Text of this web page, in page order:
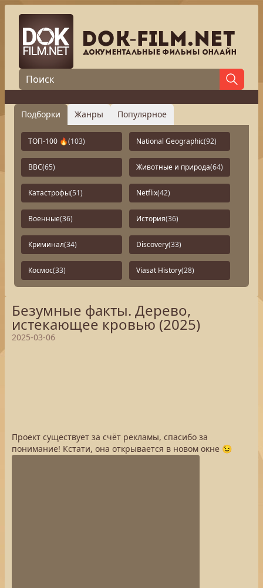
Подборки Жанры Популярное
ТОП-100 🔥(103) National Geographic(92)
BBC(65) Животные и природа(64)
Катастрофы(51) Netflix(42)
Военные(36) История(36)
Криминал(34) Discovery(33)
Космос(33) Viasat History(28)
Безумные факты. Дерево,
истекающее кровью (2025)
2025-03-06
Проект существует за счёт рекламы, спасибо за
понимание! Кстати, она открывается в новом окне 😉